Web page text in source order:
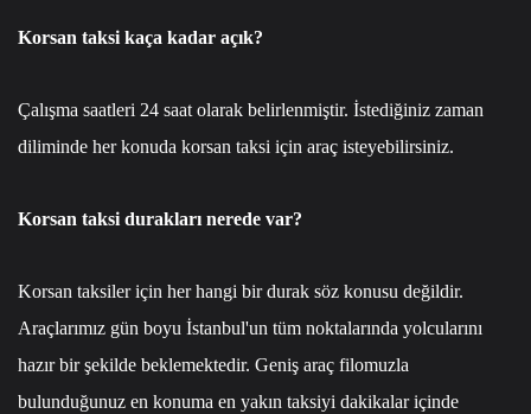
Korsan taksi kaça kadar açık?
Çalışma saatleri 24 saat olarak belirlenmiştir. İstediğiniz zaman
diliminde her konuda korsan taksi için araç isteyebilirsiniz.
Korsan taksi durakları nerede var?
Korsan taksiler için her hangi bir durak söz konusu değildir.
Araçlarımız gün boyu İstanbul'un tüm noktalarında yolcularını
hazır bir şekilde beklemektedir. Geniş araç filomuzla
bulunduğunuz en konuma en yakın taksiyi dakikalar içinde